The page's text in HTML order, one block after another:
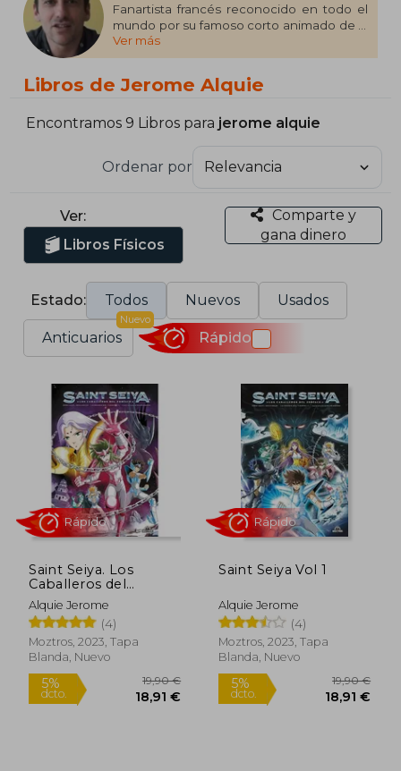
Fanartista francés reconocido en todo el
mundo por su famoso corto animado de la
Saga de Hades
Ver más
Libros de Jerome Alquie
Encontramos 9 Libros para jerome alquie
Ordenar por
Ver:
Libros Físicos
Comparte y
gana dinero
Estado: Todos Nuevos Usados
Anticuarios
Nuevo
Rápido
Saint Seiya. Los
Caballeros del
Zodiaco 2
Alquie Jerome
(4)
Moztros, 2023, Tapa
Blanda, Nuevo
Rápido
Saint Seiya Vol 1
Alquie Jerome
(4)
Moztros, 2023, Tapa
Blanda, Nuevo
Rápido